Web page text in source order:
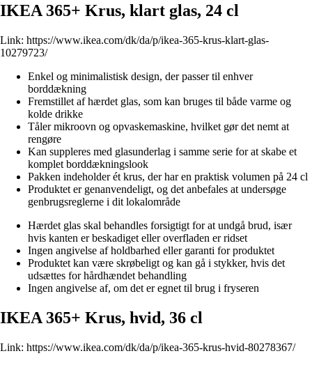
IKEA 365+ Krus, klart glas, 24 cl
Link: https://www.ikea.com/dk/da/p/ikea-365-krus-klart-glas-
10279723/
Enkel og minimalistisk design, der passer til enhver
borddækning
Fremstillet af hærdet glas, som kan bruges til både varme og
kolde drikke
Tåler mikroovn og opvaskemaskine, hvilket gør det nemt at
rengøre
Kan suppleres med glasunderlag i samme serie for at skabe et
komplet borddækningslook
Pakken indeholder ét krus, der har en praktisk volumen på 24 cl
Produktet er genanvendeligt, og det anbefales at undersøge
genbrugsreglerne i dit lokalområde
Hærdet glas skal behandles forsigtigt for at undgå brud, især
hvis kanten er beskadiget eller overfladen er ridset
Ingen angivelse af holdbarhed eller garanti for produktet
Produktet kan være skrøbeligt og kan gå i stykker, hvis det
udsættes for hårdhændet behandling
Ingen angivelse af, om det er egnet til brug i fryseren
IKEA 365+ Krus, hvid, 36 cl
Link: https://www.ikea.com/dk/da/p/ikea-365-krus-hvid-80278367/